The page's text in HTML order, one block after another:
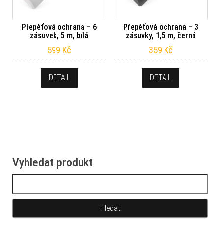
Přepěťová ochrana – 6
zásuvek, 5 m, bílá
599 Kč
DETAIL
Přepěťová ochrana – 3
zásuvky, 1,5 m, černá
359 Kč
DETAIL
Vyhledat produkt